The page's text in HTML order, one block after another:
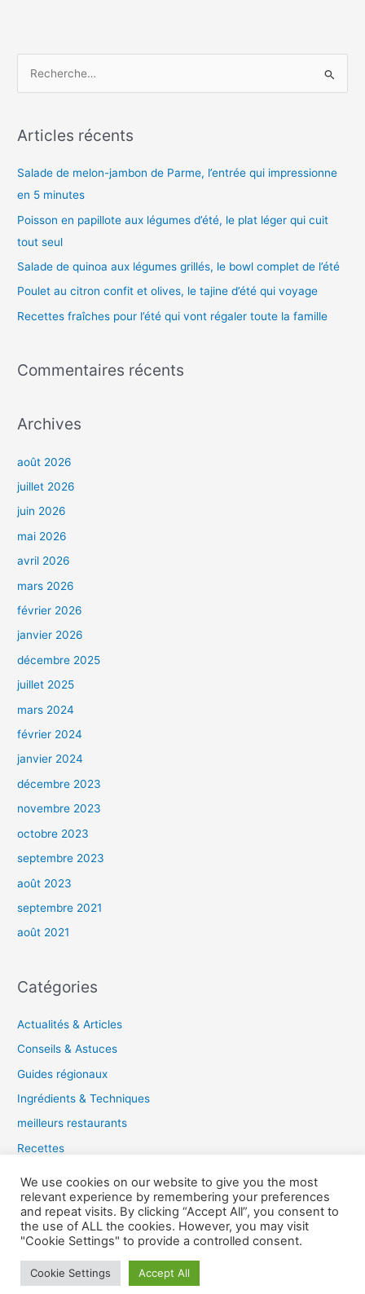
h
r
c
h
e
r
Articles récents
Salade de melon-jambon de Parme, l’entrée qui impressionne
en 5 minutes
Poisson en papillote aux légumes d’été, le plat léger qui cuit
tout seul
Salade de quinoa aux légumes grillés, le bowl complet de l’été
Poulet au citron confit et olives, le tajine d’été qui voyage
Recettes fraîches pour l’été qui vont régaler toute la famille
Commentaires récents
Archives
août 2026
juillet 2026
juin 2026
mai 2026
avril 2026
mars 2026
février 2026
janvier 2026
décembre 2025
juillet 2025
mars 2024
février 2024
janvier 2024
décembre 2023
novembre 2023
octobre 2023
septembre 2023
août 2023
septembre 2021
août 2021
Catégories
Actualités & Articles
Conseils & Astuces
Guides régionaux
Ingrédients & Techniques
meilleurs restaurants
Recettes
Copyright © 2026 Guide du Gourmet |
We use cookies on our website to give you the most
relevant experience by remembering your preferences
and repeat visits. By clicking “Accept All”, you consent to
the use of ALL the cookies. However, you may visit
"Cookie Settings" to provide a controlled consent.
Cookie Settings Accept All